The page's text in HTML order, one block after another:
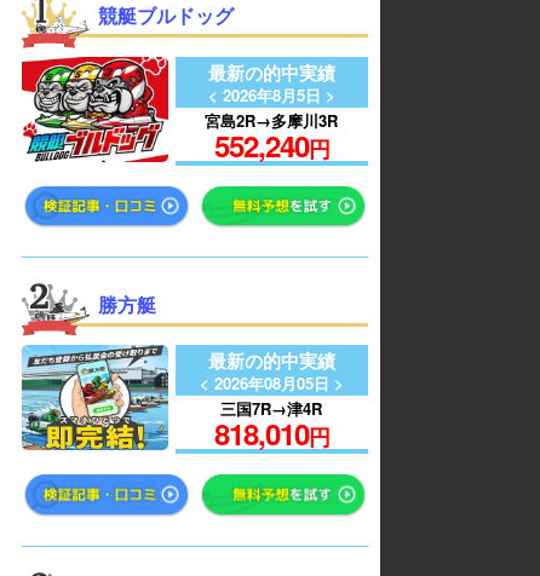
競艇ブルドッグ
最新の的中実績
< 2026年8月5日 >
宮島2R→多摩川3R
552,240円
勝方艇
最新の的中実績
< 2026年08月05日 >
三国7R→津4R
818,010円